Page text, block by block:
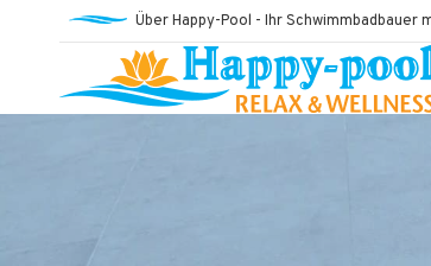
Über Happy-Pool - Ihr Schwimmbadbauer